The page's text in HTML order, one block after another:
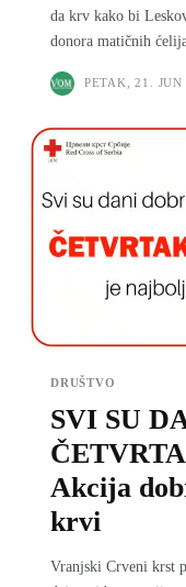
da krv kako bi
donora matičnih
PETAK, 21. JUN
DRUŠTVO
SVI SU
Akcija
krvi
Vranjski Crveni krst